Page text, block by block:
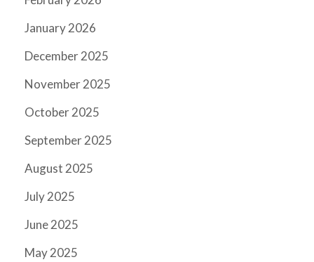
January 2026
December 2025
November 2025
October 2025
September 2025
August 2025
July 2025
June 2025
May 2025